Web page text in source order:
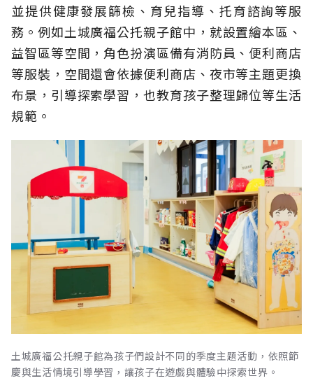
並提供健康發展篩檢、育兒指導、托育諮詢等服
務。例如土城廣福公托親子館中，就設置繪本區、
益智區等空間，角色扮演區備有消防員、便利商店
等服裝，空間還會依據便利商店、夜市等主題更換
布景，引導探索學習，也教育孩子整理歸位等生活
規範。
土城廣福公托親子館為孩子們設計不同的季度主題活動，依照節
慶與生活情境引導學習，讓孩子在遊戲與體驗中探索世界。